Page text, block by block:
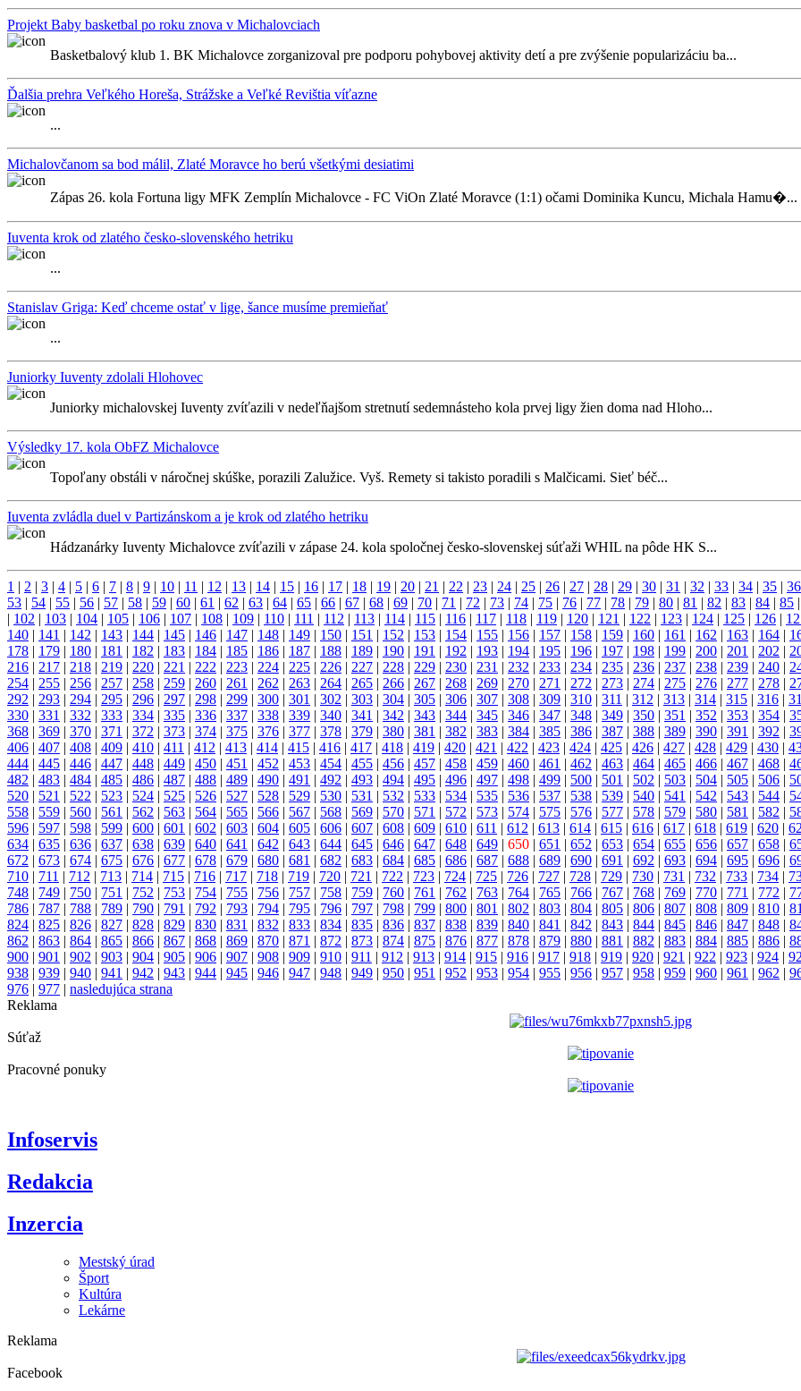
Projekt Baby basketbal po roku znova v Michalovciach
Basketbalový klub 1. BK Michalovce zorganizoval pre podporu pohybovej aktivity detí a pre zvýšenie popularizáciu ba...
Ďalšia prehra Veľkého Horeša, Strážske a Veľké Revištia víťazne
...
Michalovčanom sa bod málil, Zlaté Moravce ho berú všetkými desiatimi
Zápas 26. kola Fortuna ligy MFK Zemplín Michalovce - FC ViOn Zlaté Moravce (1:1) očami Dominika Kuncu, Michala Hamu�...
Iuventa krok od zlatého česko-slovenského hetriku
...
Stanislav Griga: Keď chceme ostať v lige, šance musíme premieňať
...
Juniorky Iuventy zdolali Hlohovec
Juniorky michalovskej Iuventy zvíťazili v nedeľňajšom stretnutí sedemnásteho kola prvej ligy žien doma nad Hloho...
Výsledky 17. kola ObFZ Michalovce
Topoľany obstáli v náročnej skúške, porazili Zalužice. Vyš. Remety si takisto poradili s Malčicami. Sieť béč...
Iuventa zvládla duel v Partizánskom a je krok od zlatého hetriku
Hádzanárky Iuventy Michalovce zvíťazili v zápase 24. kola spoločnej česko-slovenskej súťaži WHIL na pôde HK S...
1 | 2 | 3 | 4 | 5 | 6 | 7 | 8 | 9 | 10 | 11 | 12 | 13 | 14 | 15 | 16 | 17 | 18 | 19 | 20 | 21 | 22 | 23 | 24 | 25 | 26 | 27 | 28 | 29 | 30 | 31 | 32 | 33 | 34 | 35 | 36
53 | 54 | 55 | 56 | 57 | 58 | 59 | 60 | 61 | 62 | 63 | 64 | 65 | 66 | 67 | 68 | 69 | 70 | 71 | 72 | 73 | 74 | 75 | 76 | 77 | 78 | 79 | 80 | 81 | 82 | 83 | 84 | 85 |
| 102 | 103 | 104 | 105 | 106 | 107 | 108 | 109 | 110 | 111 | 112 | 113 | 114 | 115 | 116 | 117 | 118 | 119 | 120 | 121 | 122 | 123 | 124 | 125 | 126 |
140 | 141 | 142 | 143 | 144 | 145 | 146 | 147 | 148 | 149 | 150 | 151 | 152 | 153 | 154 | 155 | 156 | 157 | 158 | 159 | 160 | 161 | 162 | 163 | 164 |
178 | 179 | 180 | 181 | 182 | 183 | 184 | 185 | 186 | 187 | 188 | 189 | 190 | 191 | 192 | 193 | 194 | 195 | 196 | 197 | 198 | 199 | 200 | 201 | 202 |
216 | 217 | 218 | 219 | 220 | 221 | 222 | 223 | 224 | 225 | 226 | 227 | 228 | 229 | 230 | 231 | 232 | 233 | 234 | 235 | 236 | 237 | 238 | 239 | 240 |
254 | 255 | 256 | 257 | 258 | 259 | 260 | 261 | 262 | 263 | 264 | 265 | 266 | 267 | 268 | 269 | 270 | 271 | 272 | 273 | 274 | 275 | 276 | 277 | 278 |
292 | 293 | 294 | 295 | 296 | 297 | 298 | 299 | 300 | 301 | 302 | 303 | 304 | 305 | 306 | 307 | 308 | 309 | 310 | 311 | 312 | 313 | 314 | 315 | 316 |
330 | 331 | 332 | 333 | 334 | 335 | 336 | 337 | 338 | 339 | 340 | 341 | 342 | 343 | 344 | 345 | 346 | 347 | 348 | 349 | 350 | 351 | 352 | 353 | 354 |
368 | 369 | 370 | 371 | 372 | 373 | 374 | 375 | 376 | 377 | 378 | 379 | 380 | 381 | 382 | 383 | 384 | 385 | 386 | 387 | 388 | 389 | 390 | 391 | 392 |
406 | 407 | 408 | 409 | 410 | 411 | 412 | 413 | 414 | 415 | 416 | 417 | 418 | 419 | 420 | 421 | 422 | 423 | 424 | 425 | 426 | 427 | 428 | 429 | 430 |
444 | 445 | 446 | 447 | 448 | 449 | 450 | 451 | 452 | 453 | 454 | 455 | 456 | 457 | 458 | 459 | 460 | 461 | 462 | 463 | 464 | 465 | 466 | 467 | 468 |
482 | 483 | 484 | 485 | 486 | 487 | 488 | 489 | 490 | 491 | 492 | 493 | 494 | 495 | 496 | 497 | 498 | 499 | 500 | 501 | 502 | 503 | 504 | 505 | 506 |
520 | 521 | 522 | 523 | 524 | 525 | 526 | 527 | 528 | 529 | 530 | 531 | 532 | 533 | 534 | 535 | 536 | 537 | 538 | 539 | 540 | 541 | 542 | 543 | 544 |
558 | 559 | 560 | 561 | 562 | 563 | 564 | 565 | 566 | 567 | 568 | 569 | 570 | 571 | 572 | 573 | 574 | 575 | 576 | 577 | 578 | 579 | 580 | 581 | 582 |
596 | 597 | 598 | 599 | 600 | 601 | 602 | 603 | 604 | 605 | 606 | 607 | 608 | 609 | 610 | 611 | 612 | 613 | 614 | 615 | 616 | 617 | 618 | 619 | 620 |
634 | 635 | 636 | 637 | 638 | 639 | 640 | 641 | 642 | 643 | 644 | 645 | 646 | 647 | 648 | 649 | 650 | 651 | 652 | 653 | 654 | 655 | 656 | 657 | 658 |
672 | 673 | 674 | 675 | 676 | 677 | 678 | 679 | 680 | 681 | 682 | 683 | 684 | 685 | 686 | 687 | 688 | 689 | 690 | 691 | 692 | 693 | 694 | 695 | 696 |
710 | 711 | 712 | 713 | 714 | 715 | 716 | 717 | 718 | 719 | 720 | 721 | 722 | 723 | 724 | 725 | 726 | 727 | 728 | 729 | 730 | 731 | 732 | 733 | 734 |
748 | 749 | 750 | 751 | 752 | 753 | 754 | 755 | 756 | 757 | 758 | 759 | 760 | 761 | 762 | 763 | 764 | 765 | 766 | 767 | 768 | 769 | 770 | 771 | 772 |
786 | 787 | 788 | 789 | 790 | 791 | 792 | 793 | 794 | 795 | 796 | 797 | 798 | 799 | 800 | 801 | 802 | 803 | 804 | 805 | 806 | 807 | 808 | 809 | 810 |
824 | 825 | 826 | 827 | 828 | 829 | 830 | 831 | 832 | 833 | 834 | 835 | 836 | 837 | 838 | 839 | 840 | 841 | 842 | 843 | 844 | 845 | 846 | 847 | 848 |
862 | 863 | 864 | 865 | 866 | 867 | 868 | 869 | 870 | 871 | 872 | 873 | 874 | 875 | 876 | 877 | 878 | 879 | 880 | 881 | 882 | 883 | 884 | 885 | 886 |
900 | 901 | 902 | 903 | 904 | 905 | 906 | 907 | 908 | 909 | 910 | 911 | 912 | 913 | 914 | 915 | 916 | 917 | 918 | 919 | 920 | 921 | 922 | 923 | 924 |
938 | 939 | 940 | 941 | 942 | 943 | 944 | 945 | 946 | 947 | 948 | 949 | 950 | 951 | 952 | 953 | 954 | 955 | 956 | 957 | 958 | 959 | 960 | 961 | 962 |
976 | 977 | nasledujúca strana
Reklama
Súťaž
Pracovné ponuky
Infoservis
Redakcia
Inzercia
Mestský úrad
Šport
Kultúra
Lekárne
Reklama
Facebook